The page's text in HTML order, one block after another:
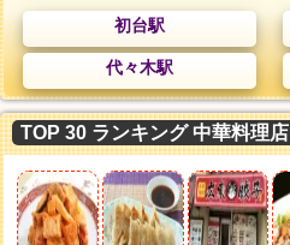
初台駅
代々木駅
TOP 30 ランキング 中華料理店